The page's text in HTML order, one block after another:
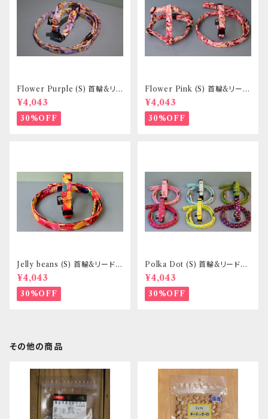
Flower Purple (S) 首輪&リ
ードセット _ 小型犬・小柄な中
型犬向き _ フントヒュッテオリジ
ナル
¥4,043
30%OFF
Flower Pink (S) 首輪&リード
セット _ 小型犬・小柄な中型犬
向き _ フントヒュッテオリジナル
¥4,043
30%OFF
Jelly beans (S) 首輪&リードセ
ット _ 小型犬・小柄な中型犬向
き _ フントヒュッテオリジナル
¥4,043
30%OFF
Polka Dot (S) 首輪&リードセ
ット _ 小型犬・小柄な中型犬向
き _ フントヒュッテオリジナル
¥4,043
30%OFF
その他の商品